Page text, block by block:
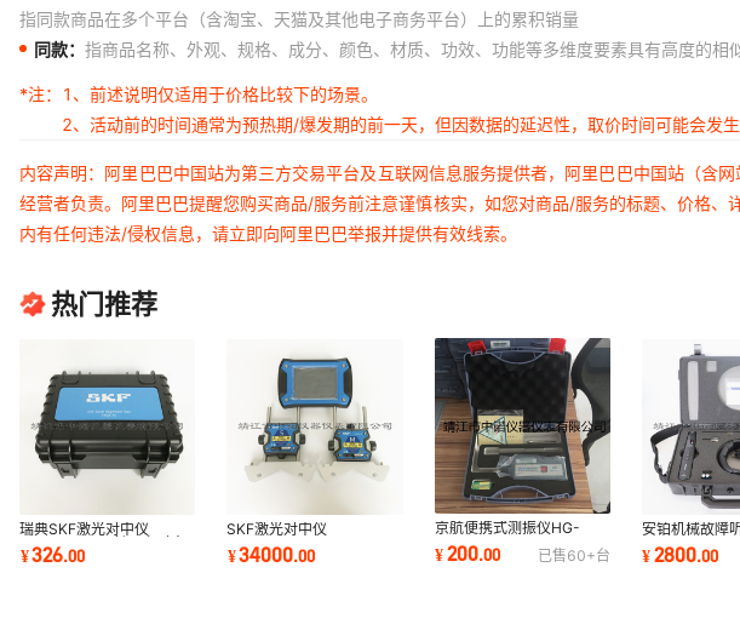
指同款商品在多个平台（含淘宝、天猫及其他电子商务平台）上的累积销量
同款： 指商品名称、外观、规格、成分、颜色、材质、功效、功能等多维度要素具有高度的
*注：
1、前述说明仅适用于价格比较下的场景。
2、活动前的时间通常为预热期/爆发期的前一天，但因数据的延迟性，取价时间可能会发
内容声明：阿里巴巴中国站为第三方交易平台及互联网信息服务提供者，阿里巴巴中国站（含
经营者负责。阿里巴巴提醒您购买商品/服务前注意谨慎核实，如您对商品/服务的标题、价格
内有任何违法/侵权信息，请立即向阿里巴巴举报并提供有效线索。
热门推荐
瑞典SKF激光对中仪
TKSA71 10m长距离对中
工具 联轴器对中仪
¥326.00
SKF激光对中仪
TKSA20/TKSA40/TKSA41
精度激光对中仪
¥34000.00
京航便携式测振仪HG-
2502/HG-2504/HG-
2506/HG-2508/HG-
¥200.00 已售60+台
安铂机械故障
ACEPOM301
TMST3同款听
¥2800.00